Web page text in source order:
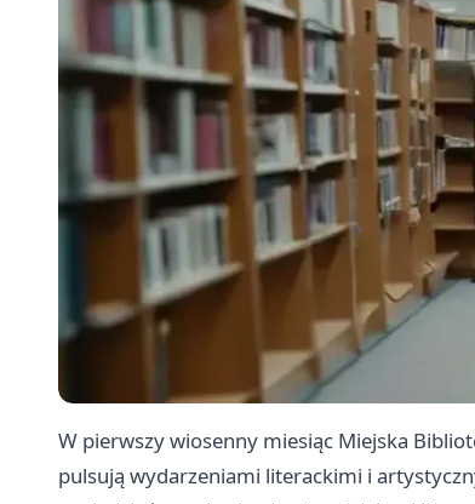
W pierwszy wiosenny miesiąc Miejska
pulsują wydarzeniami literackimi i